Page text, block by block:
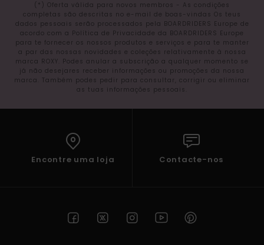
(*) Oferta válida para novos membros - As condições
completas são descritas no e-mail de boas-vindas Os teus
dados pessoais serão processados pela BOARDRIDERS Europe de
acordo com a Política de Privacidade da BOARDRIDERS Europe
para te fornecer os nossos produtos e serviços e para te manter
a par das nossas novidades e coleções relativamente à nossa
marca ROXY. Podes anular a subscrição a qualquer momento se
já não desejares receber informações ou promoções da nossa
marca. Também podes pedir para consultar, corrigir ou eliminar
as tuas informações pessoais.
Encontre uma loja Contacte-nos